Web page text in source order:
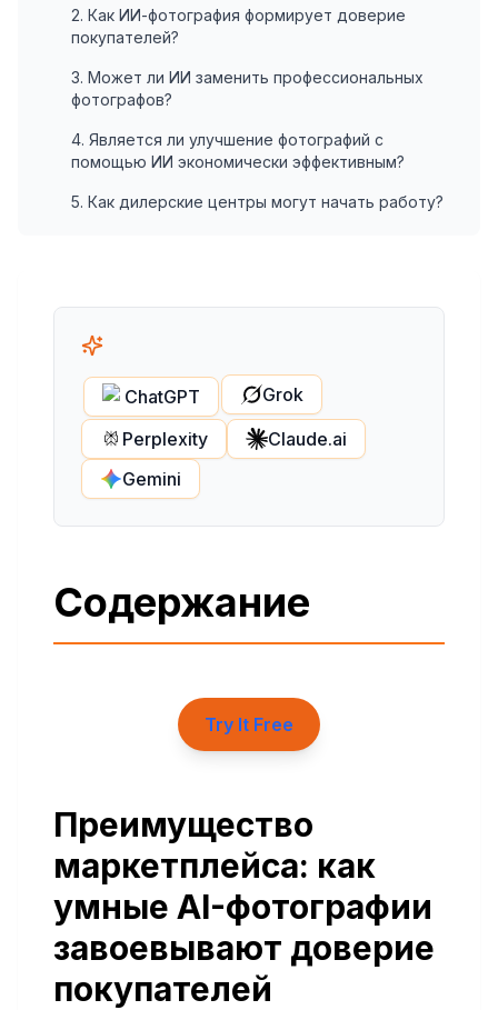
2. Как ИИ-фотография формирует доверие
покупателей?
3. Может ли ИИ заменить профессиональных
фотографов?
4. Является ли улучшение фотографий с
помощью ИИ экономически эффективным?
5. Как дилерские центры могут начать работу?
ChatGPT
Grok
Perplexity
Claude.ai
Gemini
Содержание
Try It Free
Преимущество
маркетплейса: как
умные AI-фотографии
завоевывают доверие
покупателей